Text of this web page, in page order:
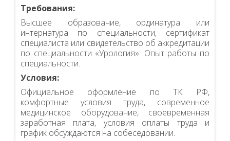
Требования:
Высшее образование, ординатура или
интернатура по специальности, сертификат
специалиста или свидетельство об аккредитации
по специальности «Урология». Опыт работы по
специальности.
Условия:
Официальное оформление по ТК РФ,
комфортные условия труда, современное
медицинское оборудование, своевременная
заработная плата, условия оплаты труда и
график обсуждаются на собеседовании.